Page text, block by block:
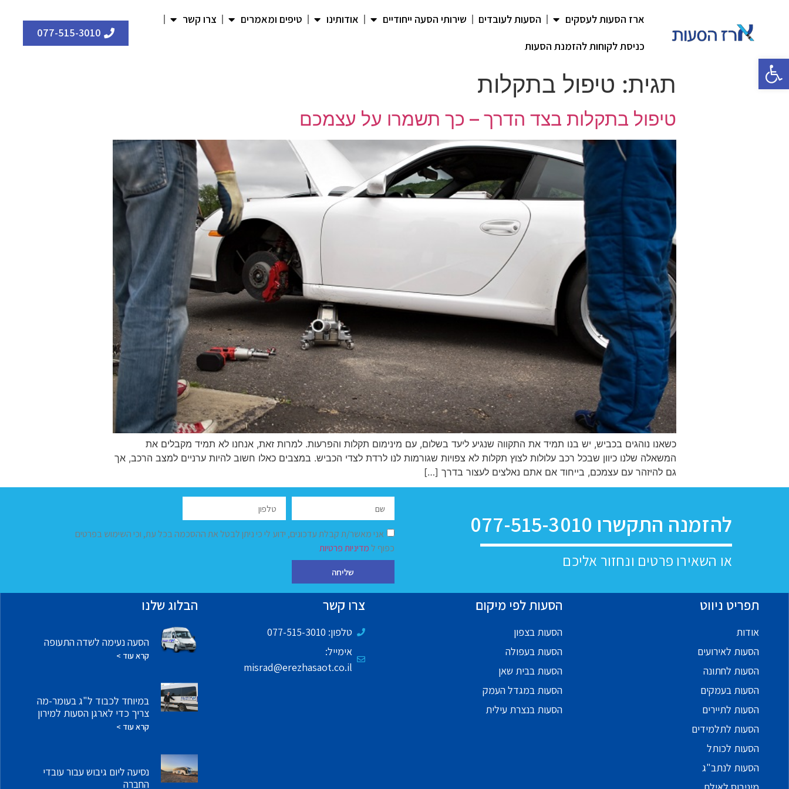
פתח סרגל נגישות
ארז הסעות לעסקים הסעות לעובדים שירותי הסעה ייחודיים אודותינו טיפים ומאמרים
צרו קשר
כניסת לקוחות להזמנת הסעות
077-515-3010
תגית: טיפול בתקלות
טיפול בתקלות בצד הדרך – כך תשמרו על עצמכם
כשאנו נוהגים בכביש, יש בנו תמיד את התקווה שנגיע ליעד בשלום, עם מינימום תקלות והפרעות. למרות זאת, אנחנו לא תמיד מקבלים את
המשאלה שלנו כיוון שבכל רכב עלולות לצוץ תקלות לא צפויות שגורמות לנו לרדת לצדי הכביש. במצבים כאלו חשוב להיות ערניים למצב הרכב, אך
גם להיזהר עם עצמכם, בייחוד אם אתם נאלצים לעצור בדרך […]
להזמנה התקשרו 077-515-3010
או השאירו פרטים ונחזור אליכם
אני מאשר/ת קבלת עדכונים, ידוע לי כי ניתן לבטל את ההסכמה בכל עת, וכי השימוש בפרטים
כפוף למדיניות פרטיות
שליחה
תפריט ניווט
אודות
הסעות לאירועים
הסעות לחתונה
הסעות בעמקים
הסעות לתיירים
הסעות לתלמידים
הסעות לכותל
הסעות לנתב"ג
הסעות לפי מיקום
הסעות בצפון
הסעות בעפולה
הסעות בבית שאן
הסעות במגדל העמק
הסעות בנצרת עילית
צרו קשר
טלפון: 077-515-3010
אימייל:
misrad@erezhasaot.co.il
הבלוג שלנו
הסעה נעימה לשדה התעופה
קרא עוד >
במיוחד לכבוד ל"ג בעומר-מה
צריך כדי לארגן הסעות למירון
קרא עוד >
נסיעה ליום גיבוש עבור עובדי
החברה